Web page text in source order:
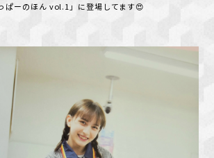
ぱーのほん vol.1」に登場してます😍